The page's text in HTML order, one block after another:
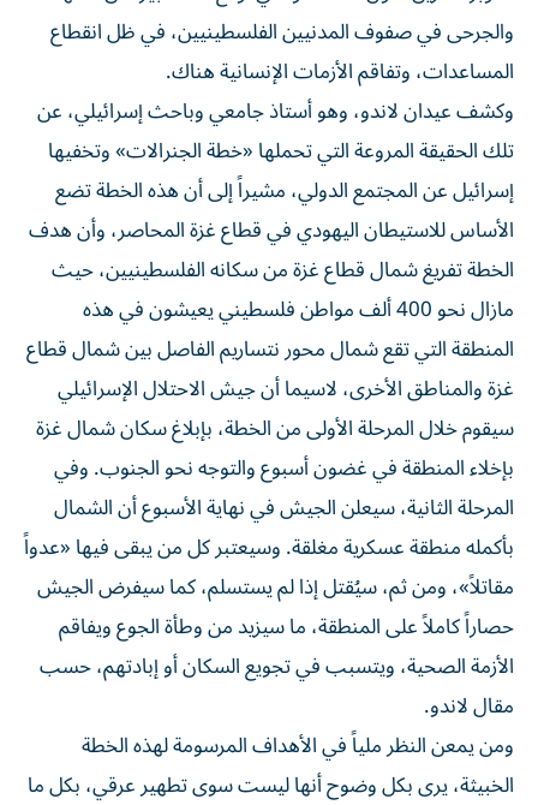
والجرحى في صفوف المدنيين الفلسطينيين، في ظل انقطاع
المساعدات، وتفاقم الأزمات الإنسانية هناك.
وكشف عيدان لاندو، وهو أستاذ جامعي وباحث إسرائيلي، عن
تلك الحقيقة المروعة التي تحملها «خطة الجنرالات» وتخفيها
إسرائيل عن المجتمع الدولي، مشيراً إلى أن هذه الخطة تضع
الأساس للاستيطان اليهودي في قطاع غزة المحاصر، وأن هدف
الخطة تفريغ شمال قطاع غزة من سكانه الفلسطينيين، حيث
مازال نحو 400 ألف مواطن فلسطيني يعيشون في هذه
المنطقة التي تقع شمال محور نتساريم الفاصل بين شمال قطاع
غزة والمناطق الأخرى، لاسيما أن جيش الاحتلال الإسرائيلي
سيقوم خلال المرحلة الأولى من الخطة، بإبلاغ سكان شمال غزة
بإخلاء المنطقة في غضون أسبوع والتوجه نحو الجنوب. وفي
المرحلة الثانية، سيعلن الجيش في نهاية الأسبوع أن الشمال
بأكمله منطقة عسكرية مغلقة. وسيعتبر كل من يبقى فيها «عدواً
مقاتلاً»، ومن ثم، سيُقتل إذا لم يستسلم، كما سيفرض الجيش
حصاراً كاملاً على المنطقة، ما سيزيد من وطأة الجوع ويفاقم
الأزمة الصحية، ويتسبب في تجويع السكان أو إبادتهم، حسب
مقال لاندو.
ومن يمعن النظر ملياً في الأهداف المرسومة لهذه الخطة
الخبيثة، يرى بكل وضوح أنها ليست سوى تطهير عرقي، بكل ما